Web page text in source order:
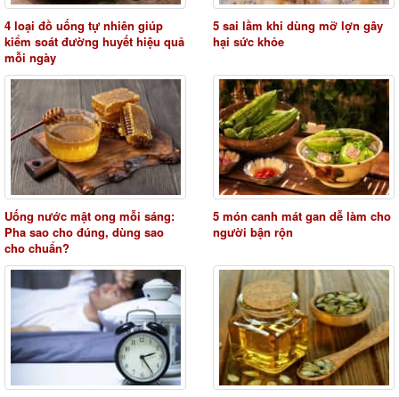
4 loại đồ uống tự nhiên giúp
kiểm soát đường huyết hiệu quả
mỗi ngày
5 sai lầm khi dùng mỡ lợn gây
hại sức khỏe
Uống nước mật ong mỗi sáng:
Pha sao cho đúng, dùng sao
cho chuẩn?
5 món canh mát gan dễ làm cho
người bận rộn